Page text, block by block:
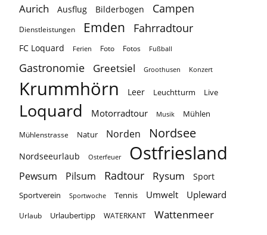
Aurich Ausflug Bilderbogen Campen
Dienstleistungen Emden Fahrradtour
FC Loquard Ferien Foto Fotos Fußball
Gastronomie Greetsiel Groothusen Konzert
Krummhörn Leer Leuchtturm Live
Loquard Motorradtour Musik Mühlen
Mühlenstrasse Natur Norden Nordsee
Nordseeurlaub Osterfeuer Ostfriesland
Pewsum Pilsum Radtour Rysum Sport
Sportverein Sportwoche Tennis Umwelt Upleward
Urlaub Urlaubertipp WATERKANT Wattenmeer